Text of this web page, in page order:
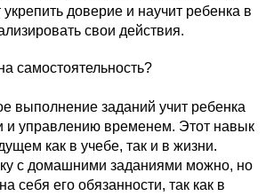
доверие и научит ребенка в
свои действия.
самостоятельность?
выполнение заданий учит ребенка
и управлению временем. Этот навык
как в учебе, так и в жизни.
с домашними заданиями можно, но
себя его обязанности, так как в